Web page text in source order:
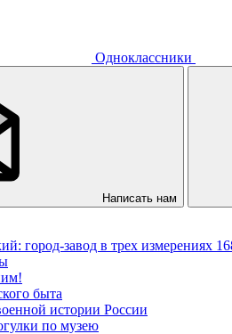
Одноклассники
Написать нам
город-завод в трех измерениях
быта
истории России
по музею